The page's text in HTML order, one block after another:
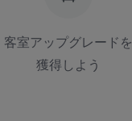
客室アップグレードを
獲得しよう